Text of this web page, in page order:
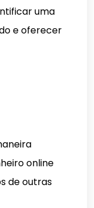
uma
e oferecer
online
de outras